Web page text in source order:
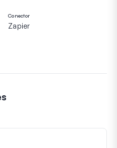
Conector
Zapier